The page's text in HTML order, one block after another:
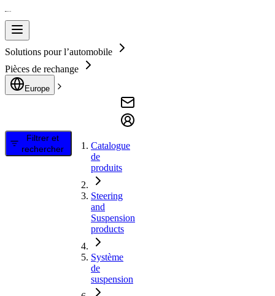
Solutions pour l’automobile
Pièces de rechange
Europe
Filtrer et
rechercher
Catalogue
de
produits
Steering
and
Suspension
products
Système
de
suspension